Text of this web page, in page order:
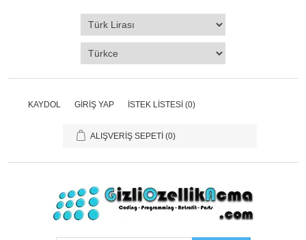
KAYDOL GIRIŞ YAP İSTEK LISTESI (0)
ALIŞVERIŞ SEPETI (0)